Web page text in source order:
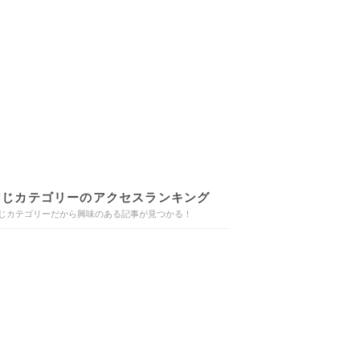
カテゴリーのアクセスランキング
カテゴリーだから興味のある記事が見つかる！